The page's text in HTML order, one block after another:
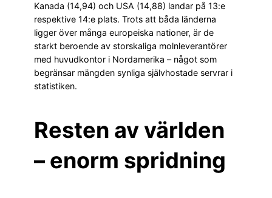
Kanada (14,94) och USA (14,88) landar på 13:e
respektive 14:e plats. Trots att båda länderna
ligger över många europeiska nationer, är de
starkt beroende av storskaliga molnleverantörer
med huvudkontor i Nordamerika – något som
begränsar mängden synliga självhostade servrar i
statistiken.
Resten av världen
– enorm spridning